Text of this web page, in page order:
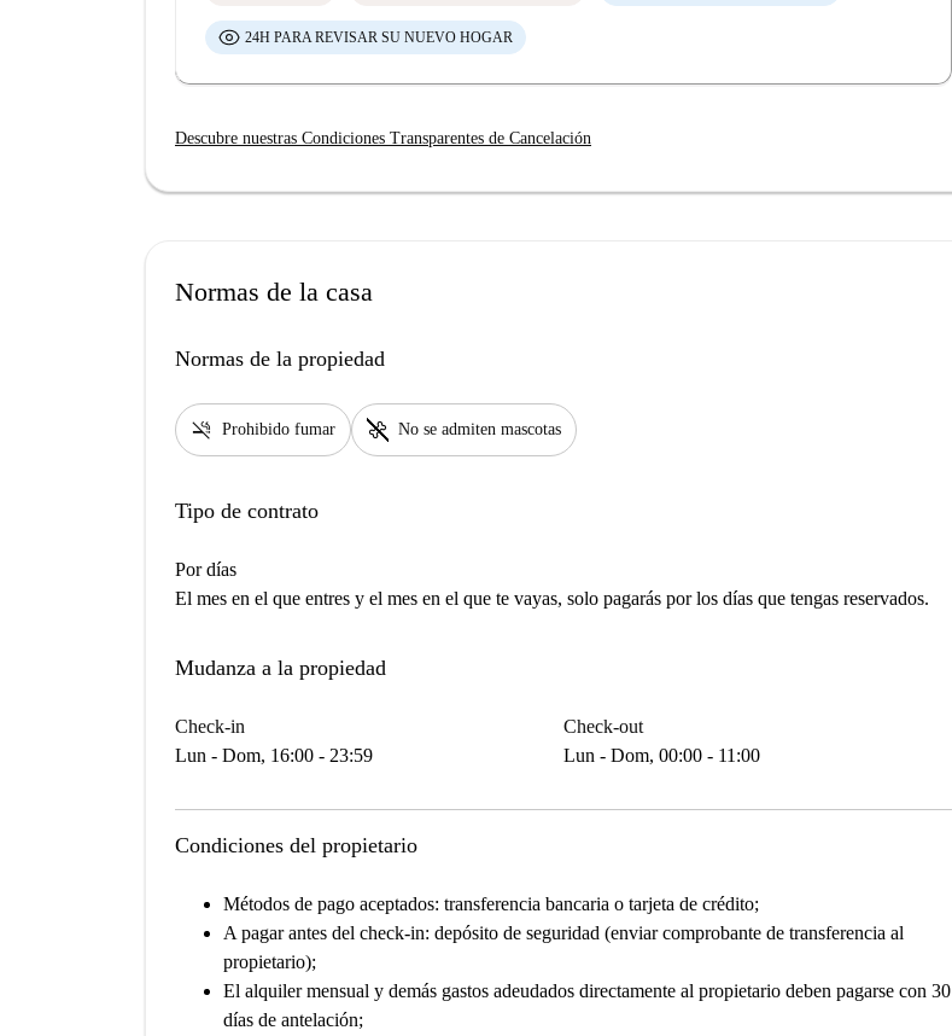
24H PARA REVISAR SU NUEVO HOGAR
Descubre nuestras Condiciones Transparentes de Cancelación
Normas de la casa
Normas de la propiedad
smoke_free Prohibido fumar pet_supplies No se admiten mascotas
Tipo de contrato
Por días
El mes en el que entres y el mes en el que te vayas, solo pagarás por los días que tengas reservados.
Mudanza a la propiedad
Check-in
Lun - Dom, 16:00 - 23:59
Check-out
Lun - Dom, 00:00 - 11:00
Condiciones del propietario
Métodos de pago aceptados: transferencia bancaria o tarjeta de crédito;
A pagar antes del check-in: depósito de seguridad (enviar comprobante de transferencia al
propietario);
El alquiler mensual y demás gastos adeudados directamente al propietario deben pagarse con 30
días de antelación;